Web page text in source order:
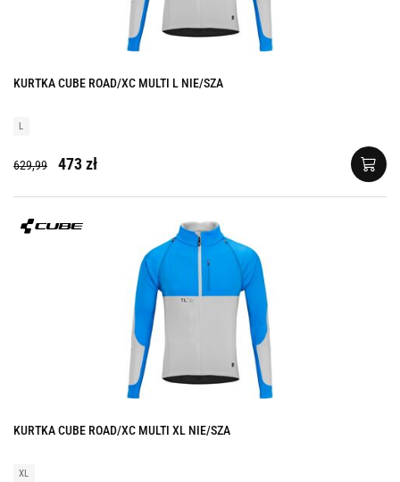
KURTKA CUBE ROAD/XC MULTI L NIE/SZA
L
629,99 473 zł
KURTKA CUBE ROAD/XC MULTI XL NIE/SZA
XL